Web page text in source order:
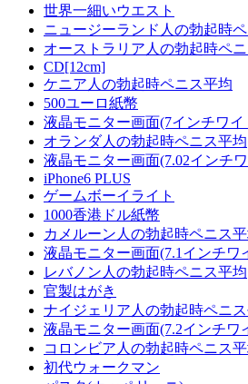
世界一細いウエスト
ニュージーランド人の勃起時
オーストラリア人の勃起時ペ
CD[12cm]
ケニア人の勃起時ペニス平均
500ユーロ紙幣
液晶モニター画面(7インチワイ
オランダ人の勃起時ペニス平均
液晶モニター画面(7.02インチ
iPhone6 PLUS
ゲームボーイライト
1000香港ドル紙幣
カメルーン人の勃起時ペニス
液晶モニター画面(7.1インチワ
レバノン人の勃起時ペニス平均
官製はがき
ナイジェリア人の勃起時ペニ
液晶モニター画面(7.2インチワ
コロンビア人の勃起時ペニス
初代ウォークマン